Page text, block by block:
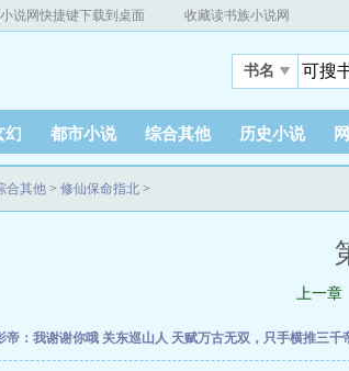
说网快捷键下载到桌面 收藏读书族小说网
书名
幻 都市小说 综合其他 历史小说
合其他 > 修仙保命指北 >
上一章
帝：我谢谢你哦 关东巡山人 天赋万古无双，只手横推三千